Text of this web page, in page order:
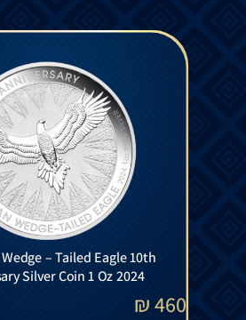
– Tailed Eagle 10th
Silver Coin 1 Oz 2024
460
₪